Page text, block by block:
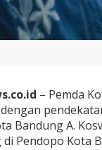
– Pemda
Bandung A.
Pendopo Kota